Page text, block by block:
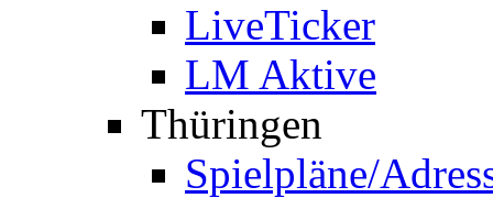
LiveTicker
LM Aktive
Thüringen
Spielpläne/